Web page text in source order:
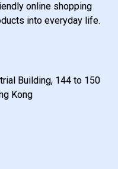
online shopping
into everyday life.
Building, 144 to 150
Kong